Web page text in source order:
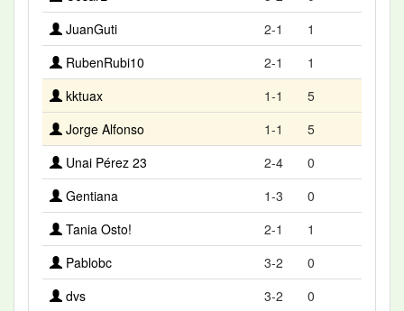
JuanGuti
2-1
1
RubenRubi10
2-1
1
kktuax
1-1
5
Jorge Alfonso
1-1
5
Unai Pérez 23
2-4
0
Gentiana
1-3
0
Tania Osto!
2-1
1
Pablobc
3-2
0
dvs
3-2 0